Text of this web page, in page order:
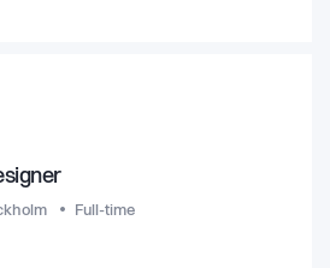
Full-time